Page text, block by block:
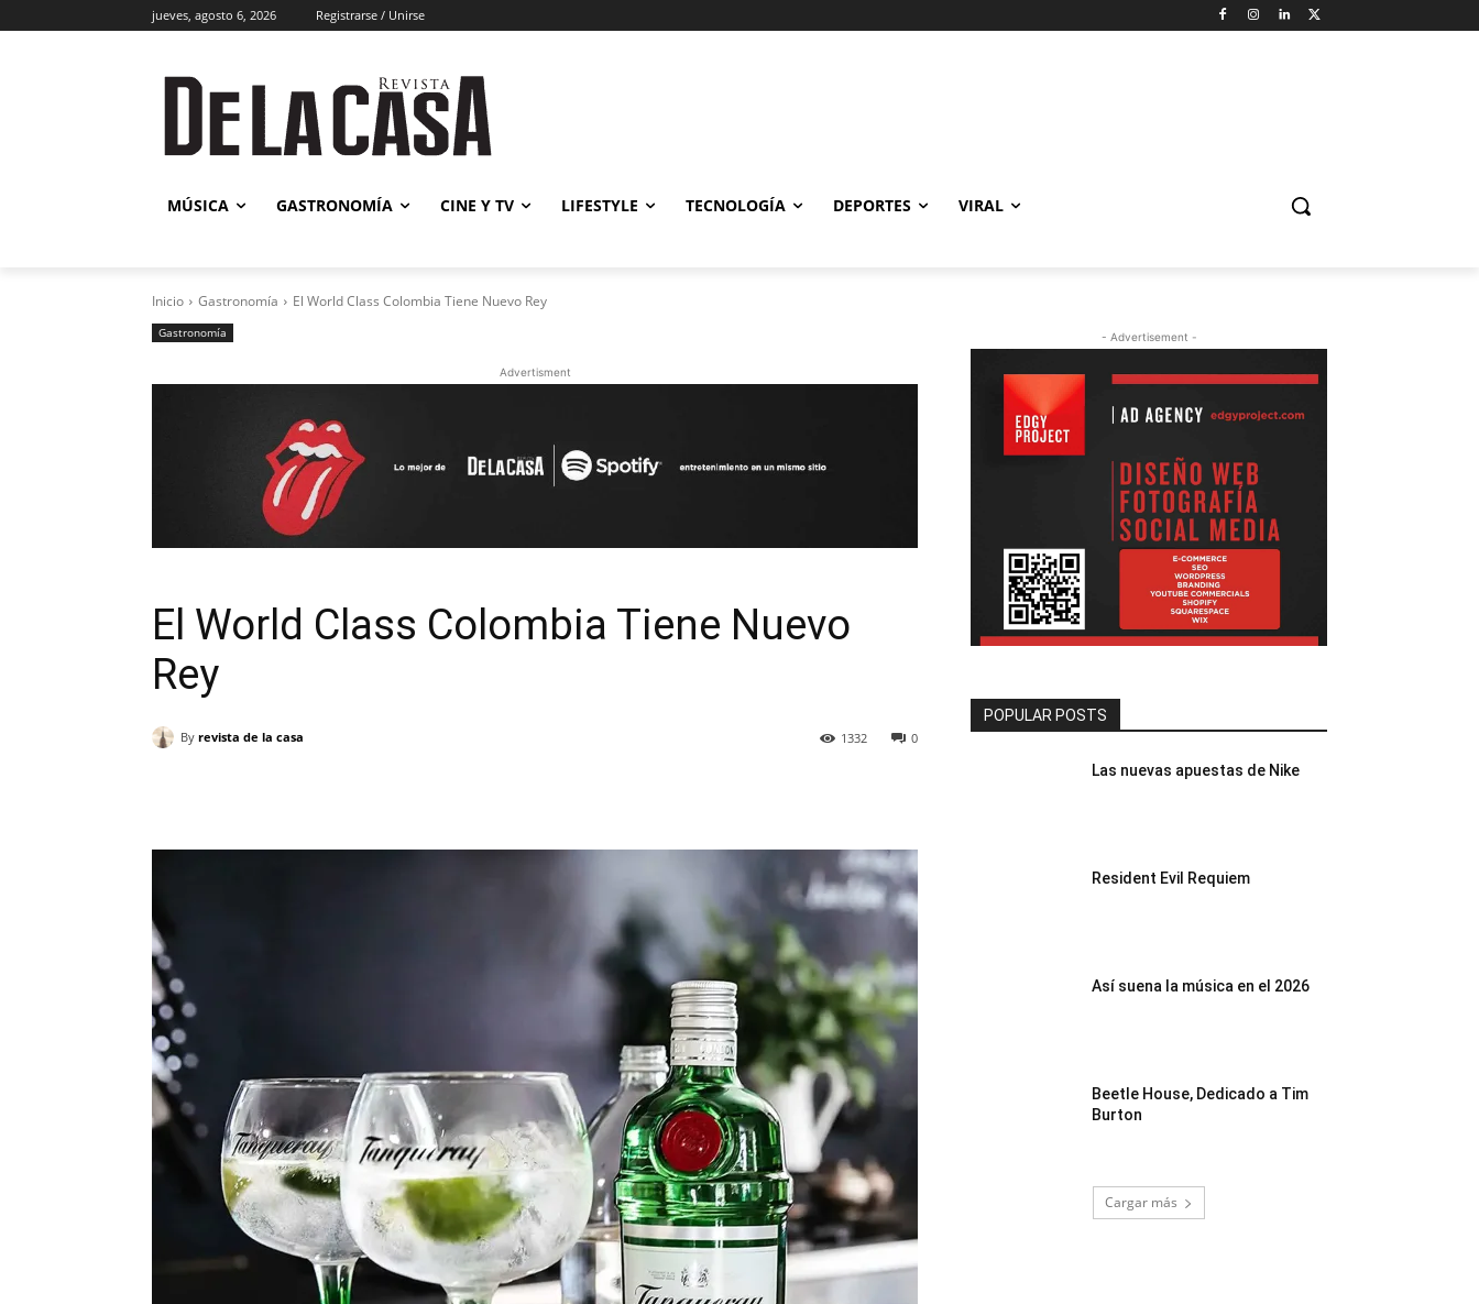
jueves, agosto 6, 2026 Registrarse / Unirse
MÚSICA GASTRONOMÍA CINE Y TV LIFESTYLE TECNOLOGÍA DEPORTES VIRAL
Inicio Gastronomía El World Class Colombia Tiene Nuevo Rey
Gastronomía
Advertisment
El World Class Colombia Tiene Nuevo
Rey
By revista de la casa 0
1332
- Advertisement -
POPULAR POSTS
Las nuevas apuestas de Nike
Resident Evil Requiem
Así suena la música en el 2026
Beetle House, Dedicado a Tim
Burton
Cargar más